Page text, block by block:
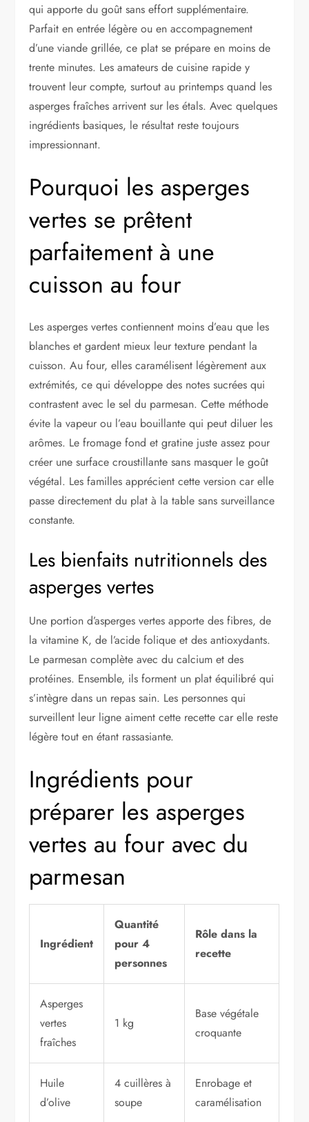
qui apporte du goût sans effort supplémentaire.
Parfait en entrée légère ou en accompagnement
d’une viande grillée, ce plat se prépare en moins de
trente minutes. Les amateurs de cuisine rapide y
trouvent leur compte, surtout au printemps quand les
asperges fraîches arrivent sur les étals. Avec quelques
ingrédients basiques, le résultat reste toujours
impressionnant.
Pourquoi les asperges
vertes se prêtent
parfaitement à une
cuisson au four
Les asperges vertes contiennent moins d’eau que les
blanches et gardent mieux leur texture pendant la
cuisson. Au four, elles caramélisent légèrement aux
extrémités, ce qui développe des notes sucrées qui
contrastent avec le sel du parmesan. Cette méthode
évite la vapeur ou l’eau bouillante qui peut diluer les
arômes. Le fromage fond et gratine juste assez pour
créer une surface croustillante sans masquer le goût
végétal. Les familles apprécient cette version car elle
passe directement du plat à la table sans surveillance
constante.
Les bienfaits nutritionnels des
asperges vertes
Une portion d’asperges vertes apporte des fibres, de
la vitamine K, de l’acide folique et des antioxydants.
Le parmesan complète avec du calcium et des
protéines. Ensemble, ils forment un plat équilibré qui
s’intègre dans un repas sain. Les personnes qui
surveillent leur ligne aiment cette recette car elle reste
légère tout en étant rassasiante.
Ingrédients pour
préparer les asperges
vertes au four avec du
parmesan
Ingrédient
Quantité
pour 4
personnes
Rôle dans la
recette
Asperges
vertes
fraîches
1 kg
Base végétale
croquante
Huile
d’olive
4 cuillères à
soupe
Enrobage et
caramélisation